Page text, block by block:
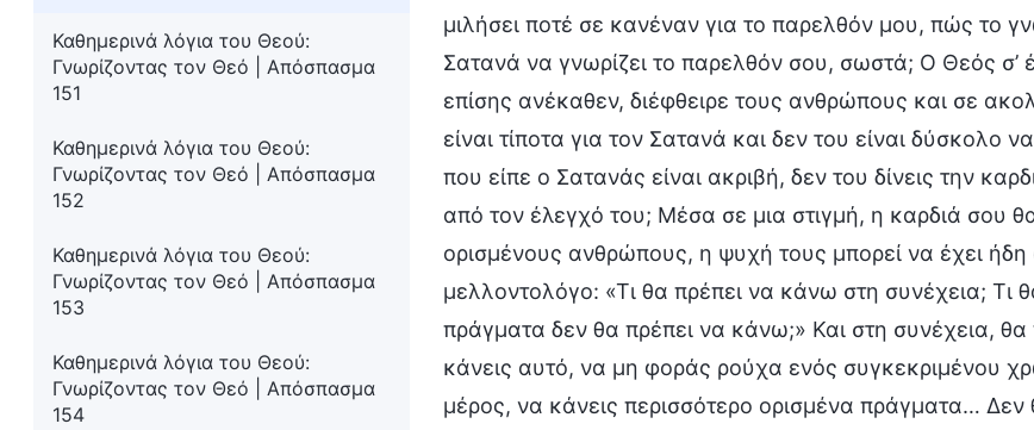
Καθημερινά λόγια του Θεού:
Γνωρίζοντας τον Θεό | Απόσπασμα
151
Καθημερινά λόγια του Θεού:
Γνωρίζοντας τον Θεό | Απόσπασμα
152
Καθημερινά λόγια του Θεού:
Γνωρίζοντας τον Θεό | Απόσπασμα
153
Καθημερινά λόγια του Θεού:
Γνωρίζοντας τον Θεό | Απόσπασμα
154
μιλήσει ποτέ σε κανέναν για το παρελθόν μου, πώς το
Σατανά να γνωρίζει το παρελθόν σου, σωστά; Ο Θεός σ’
επίσης ανέκαθεν, διέφθειρε τους ανθρώπους και σε
είναι τίποτα για τον Σατανά και δεν του είναι δύσκολο
που είπε ο Σατανάς είναι ακριβή, δεν του δίνεις την
από τον έλεγχό του; Μέσα σε μια στιγμή, η καρδιά σου
ορισμένους ανθρώπους, η ψυχή τους μπορεί να έχει
μελλοντολόγο: «Τι θα πρέπει να κάνω στη συνέχεια;
πράγματα δεν θα πρέπει να κάνω;» Και στη συνέχεια, θα
κάνεις αυτό, να μη φοράς ρούχα ενός συγκεκριμένου
μέρος, να κάνεις περισσότερο ορισμένα πράγματα…